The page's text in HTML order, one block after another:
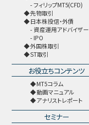
フィリップMT5(CFD)
先物取引
日本株投信・外債
資産運用アドバイザー
IPO
外国株取引
ST取引
お役立ちコンテンツ
MT5コラム
動画マニュアル
アナリストレポート
セミナー